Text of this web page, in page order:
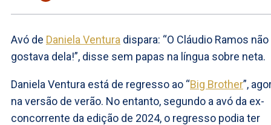
Avó de Daniela Ventura dispara: “O Cláudio Ramos não
gostava dela!”, disse sem papas na língua sobre neta.
Daniela Ventura está de regresso ao “Big Brother”,
na versão de verão. No entanto, segundo a avó da ex-
concorrente da edição de 2024, o regresso podia ter